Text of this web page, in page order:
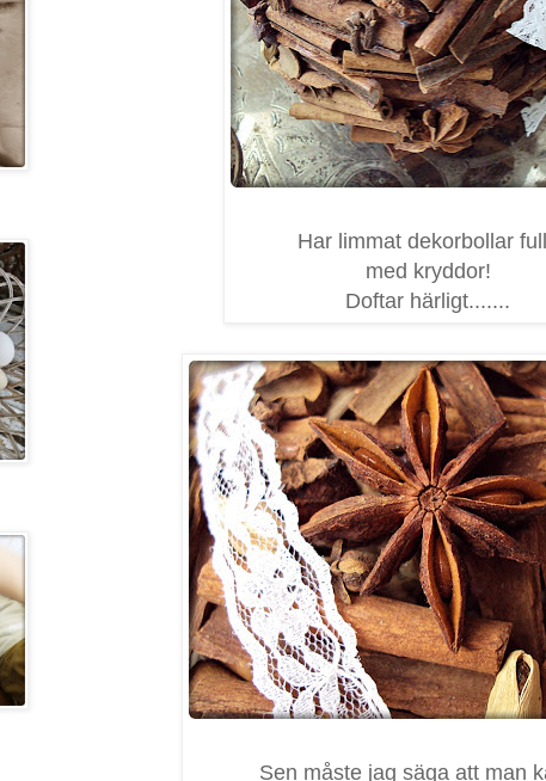
Har limmat dekorbollar
med kryddor!
Doftar härligt.......
Sen måste jag säga att man